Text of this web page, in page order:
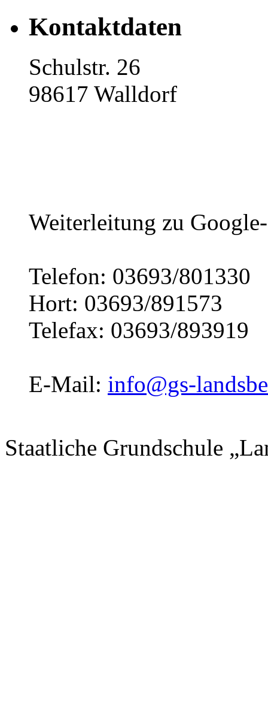
Kontaktdaten
Schulstr. 26
98617 Walldorf
Weiterleitung zu
Telefon: 03693/801330
Hort: 03693/891573
Telefax: 03693/893919
E-Mail: info@gs-
Staatliche Grundschule